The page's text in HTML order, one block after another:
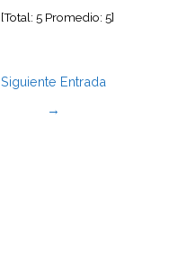
[Total: 5 Promedio: 5]
Siguiente Entrada
→